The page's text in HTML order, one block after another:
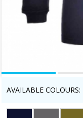
AVAILABLE COLOURS: